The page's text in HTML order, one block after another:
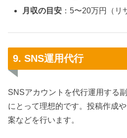
月収の目安 ：5〜20万円（リ
9. SNS運用代行
SNSアカウントを代行運用する
にとって理想的です。投稿作成
案などを行います。